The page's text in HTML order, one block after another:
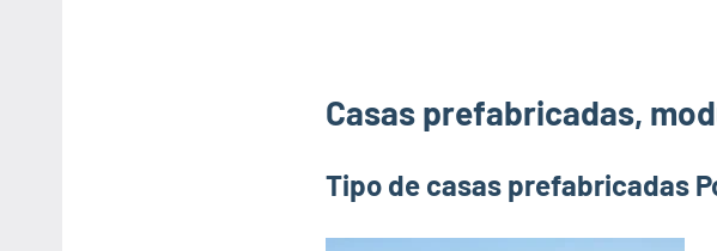
Casas prefabricadas,
Tipo de casas prefabricadas